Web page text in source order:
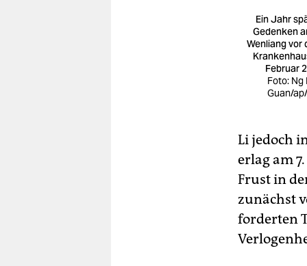
Ein Jahr
Gedenken
Wenliang vor
Februar
Foto: Ng
Guan/
Li jedoch
erlag am
Frust in
zunächst
forderten